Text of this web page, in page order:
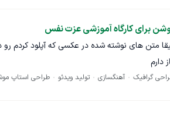
برای آماده‌سازی هر محتوابا تشکر از علاقه‌مندی
تهران باشن لطفا
برای کارگاه آموزشی عزت نفس
متن های نوشته شده در عکسی که آپلود کردم
دارم
گرافیک آهنگسازی تولید ویدئو طراحی استاپ